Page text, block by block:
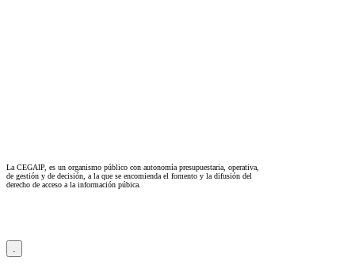
La CEGAIP, es un organismo público con autonomía presupuestaria, operativa,
de gestión y de decisión, a la que se encomienda el fomento y la difusión del
derecho de acceso a la información púbica.